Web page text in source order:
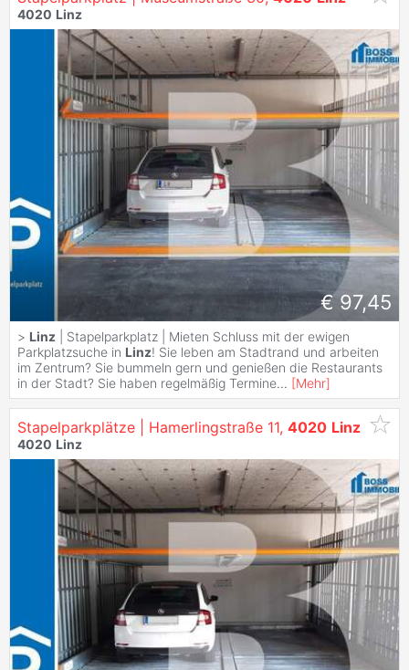
4020 Linz
€ 97,45
> Linz | Stapelparkplatz | Mieten Schluss mit der ewigen
Parkplatzsuche in Linz! Sie leben am Stadtrand und arbeiten
im Zentrum? Sie bummeln gern und genießen die Restaurants
in der Stadt? Sie haben regelmäßig Termine... [Mehr]
Stapelparkplätze | Hamerlingstraße 11, 4020 Linz
4020 Linz